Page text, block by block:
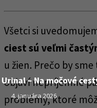
Urinal – Na močové
4. januára 2026
Všetci si
ciest sú veľmi
u žien. Prečo by
objaví nepríjemné
problémy, ktoré